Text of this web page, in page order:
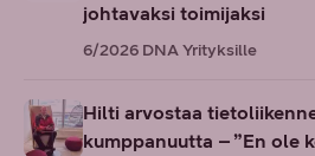
johtavaksi toimijaksi
6/2026 DNA Yrityksille
Hilti arvostaa
kumppanuutta – ”En ole